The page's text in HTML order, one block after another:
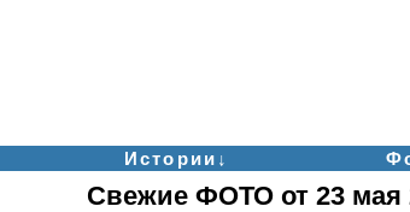
Истории↓
Свежие ФОТО от 23 мая